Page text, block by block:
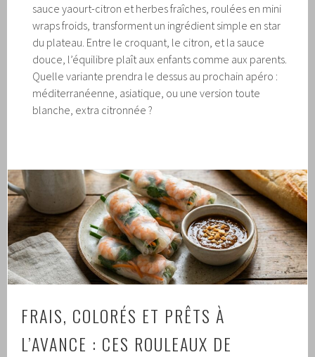
sauce yaourt-citron et herbes fraîches, roulées en mini
wraps froids, transforment un ingrédient simple en star
du plateau. Entre le croquant, le citron, et la sauce
douce, l’équilibre plaît aux enfants comme aux parents.
Quelle variante prendra le dessus au prochain apéro :
méditerranéenne, asiatique, ou une version toute
blanche, extra citronnée ?
FRAIS, COLORÉS ET PRÊTS À
L’AVANCE : CES ROULEAUX DE